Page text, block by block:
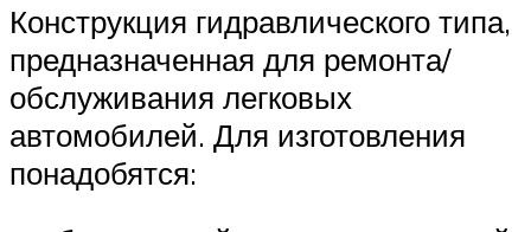
Конструкция гидравлического типа,
предназначенная для ремонта/
обслуживания легковых
автомобилей. Для изготовления
понадобятся: